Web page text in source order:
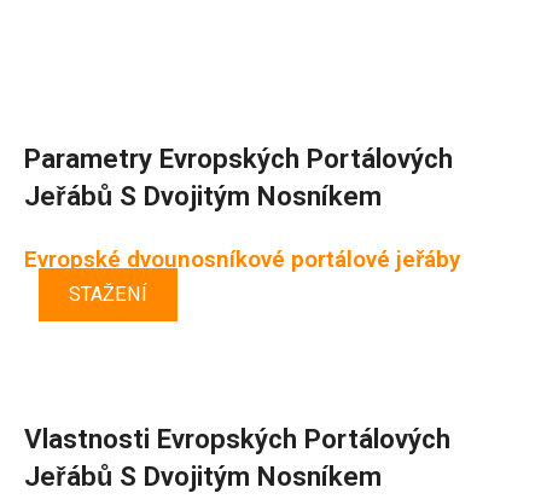
Parametry Evropských Portálových
Jeřábů S Dvojitým Nosníkem
Evropské dvounosníkové portálové jeřáby
STAŽENÍ
Vlastnosti Evropských Portálových
Jeřábů S Dvojitým Nosníkem